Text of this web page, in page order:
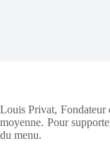
Louis Privat, Fondateur
moyenne. Pour
du menu.